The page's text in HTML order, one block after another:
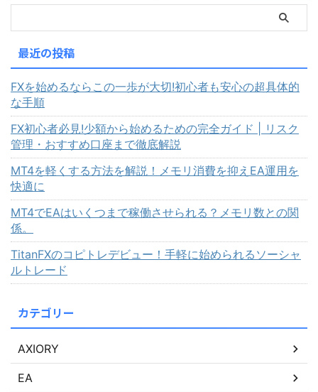
最近の投稿
FXを始めるならこの一歩が大切!初心者も安心の超具体的
な手順
FX初心者必見!少額から始めるための完全ガイド | リスク
管理・おすすめ口座まで徹底解説
MT4を軽くする方法を解説！メモリ消費を抑えEA運用を
快適に
MT4でEAはいくつまで稼働させられる？メモリ数との関
係。
TitanFXのコピトレデビュー！手軽に始められるソーシャ
ルトレード
カテゴリー
AXIORY
EA